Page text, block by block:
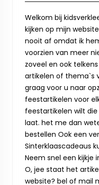
Welkom bij
kijken op mijn
nooit af omdat ik
voorzien van meer
zoveel en ook
artikelen of thema`s
graag voor u naar
feestartikelen voor
feestartikelen wilt
laat. het me dan
bestellen Ook een
Sinterklaascadeaus
Neem snel een kijkje
O, jee staat het
website? bel of mail